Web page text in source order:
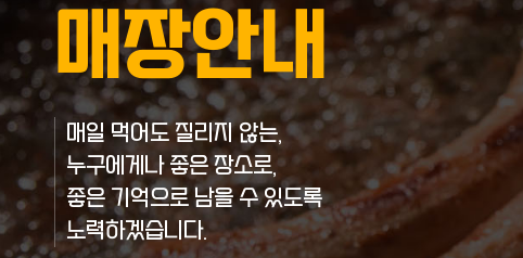
매장안내
매일 먹어도 질리지 않는,
누구에게나 좋은 장소로,
좋은 기억으로 남을 수 있도록
노력하겠습니다.